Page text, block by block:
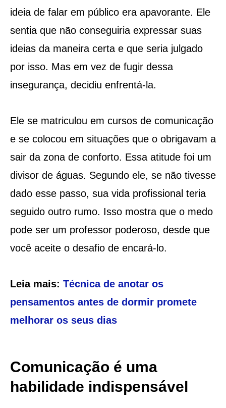
ideia de falar em público era apavorante. Ele
sentia que não conseguiria expressar suas
ideias da maneira certa e que seria julgado
por isso. Mas em vez de fugir dessa
insegurança, decidiu enfrentá-la.
Ele se matriculou em cursos de comunicação
e se colocou em situações que o obrigavam a
sair da zona de conforto. Essa atitude foi um
divisor de águas. Segundo ele, se não tivesse
dado esse passo, sua vida profissional teria
seguido outro rumo. Isso mostra que o medo
pode ser um professor poderoso, desde que
você aceite o desafio de encará-lo.
Leia mais: Técnica de anotar os
pensamentos antes de dormir promete
melhorar os seus dias
Comunicação é uma
habilidade indispensável